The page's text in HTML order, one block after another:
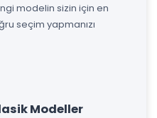
modelin sizin için en
seçim yapmanızı
Modeller